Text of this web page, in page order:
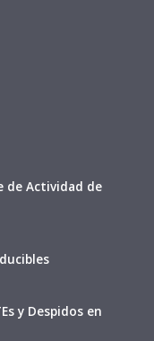
de Actividad de
y Despidos en